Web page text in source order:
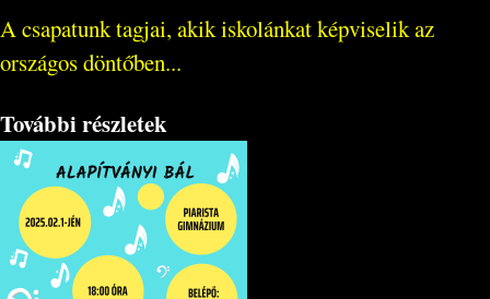
A csapatunk tagjai, akik iskolánkat képviselik az
országos döntőben...
További részletek